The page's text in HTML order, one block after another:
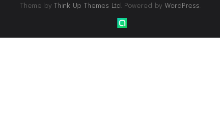
Theme by Think Up Themes Ltd. Powered by WordPress.